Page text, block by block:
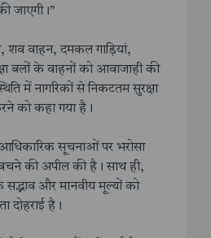
जाएगी।”
शव वाहन, दमकल गाड़ियां,
बलों के वाहनों को आवाजाही की
में नागरिकों से निकटतम सुरक्षा
को कहा गया है।
सूचनाओं पर भरोसा
की अपील की है। साथ ही,
सद्भाव और मानवीय मूल्यों को
दोहराई है।